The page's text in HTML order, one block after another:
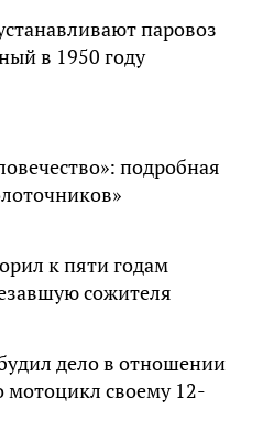
паровоз
в 1950 году
подробная
к пяти годам
сожителя
дело в отношении
своему 12-